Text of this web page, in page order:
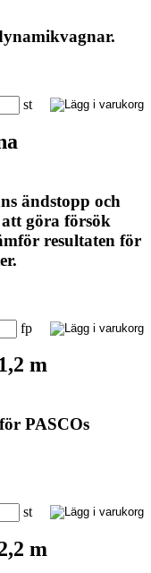
st
ändstopp och
göra försök
resultaten för
fp
m
PASCOs
st
m